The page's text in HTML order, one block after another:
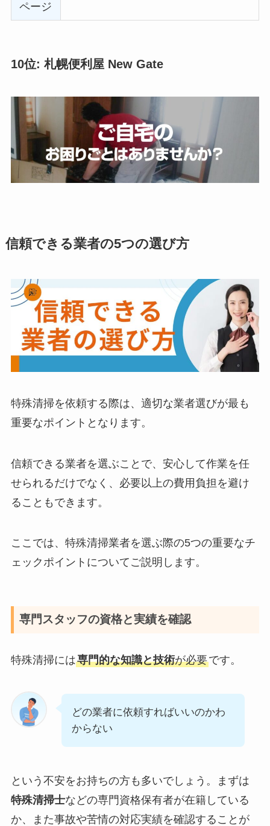
ページ
10位: 札幌便利屋 New Gate
信頼できる業者の5つの選び方
特殊清掃を依頼する際は、適切な業者選びが最も
重要なポイントとなります。
信頼できる業者を選ぶことで、安心して作業を任
せられるだけでなく、必要以上の費用負担を避け
ることもできます。
ここでは、特殊清掃業者を選ぶ際の5つの重要なチ
ェックポイントについてご説明します。
専門スタッフの資格と実績を確認
特殊清掃には専門的な知識と技術が必要です。
どの業者に依頼すればいいのかわ
からない
という不安をお持ちの方も多いでしょう。まずは
特殊清掃士などの専門資格保有者が在籍している
か、また事故や苦情の対応実績を確認することが